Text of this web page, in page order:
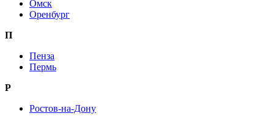
Омск
Оренбург
П
Пенза
Пермь
Р
Ростов-на-Дону